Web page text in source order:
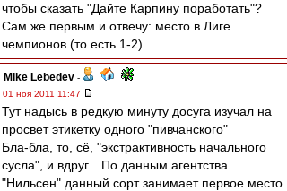
чтобы сказать "Дайте Карпину поработать"?
Сам же первым и отвечу: место в Лиге
чемпионов (то есть 1-2).
Mike Lebedev -
01 ноя 2011 11:47
Тут надысь в редкую минуту досуга изучал на
просвет этикетку одного "пивчанского"
Бла-бла, то, сё, "экстрактивность начального
сусла", и вдруг... По данным агентства
"Нильсен" данный сорт занимает первое место